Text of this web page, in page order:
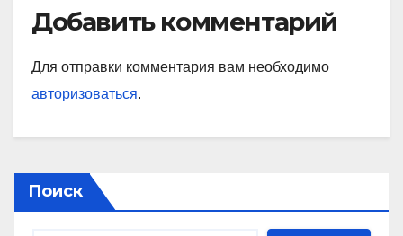
Добавить комментарий
Для отправки комментария вам необходимо
авторизоваться.
Поиск